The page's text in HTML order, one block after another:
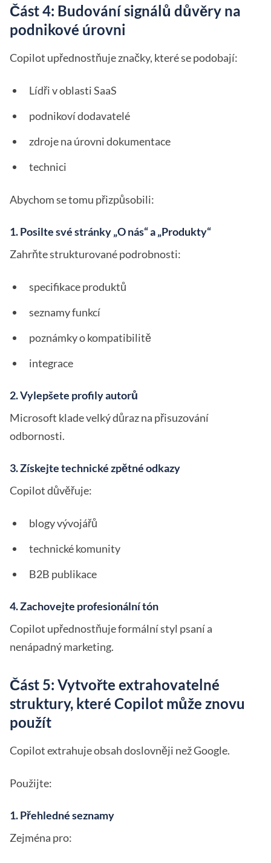
Část 4: Budování signálů důvěry na
podnikové úrovni
Copilot upřednostňuje značky, které se podobají:
Lídři v oblasti SaaS
podnikoví dodavatelé
zdroje na úrovni dokumentace
technici
Abychom se tomu přizpůsobili:
1. Posilte své stránky „O nás“ a „Produkty“
Zahrňte strukturované podrobnosti:
specifikace produktů
seznamy funkcí
poznámky o kompatibilitě
integrace
2. Vylepšete profily autorů
Microsoft klade velký důraz na přisuzování
odbornosti.
3. Získejte technické zpětné odkazy
Copilot důvěřuje:
blogy vývojářů
technické komunity
B2B publikace
4. Zachovejte profesionální tón
Copilot upřednostňuje formální styl psaní a
nenápadný marketing.
Část 5: Vytvořte extrahovatelné
struktury, které Copilot může znovu
použít
Copilot extrahuje obsah doslovněji než Google.
Použijte:
1. Přehledné seznamy
Zejména pro: